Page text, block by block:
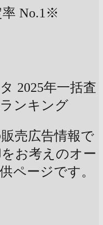
No.1※
2025年一括査
ンキング
売広告情報で
お考えのオー
ページです。